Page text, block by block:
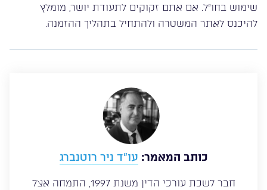
שימוש בחו”ל. אם אתם זקוקים לתעודת יושר, מומלץ
להיכנס לאתר המשטרה ולהתחיל בתהליך ההזמנה.
כותב המאמר: עו”ד ניר רוטנברג
חבר לשכת עורכי הדין משנת 1997, התמחה אצל